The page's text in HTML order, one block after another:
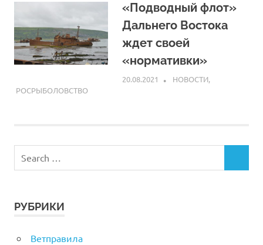
«Подводный флот»
Дальнего Востока
ждет своей
«нормативки»
20.08.2021 ARPP
НОВОСТИ,
РОСРЫБОЛОВСТВО
РУБРИКИ
Ветправила